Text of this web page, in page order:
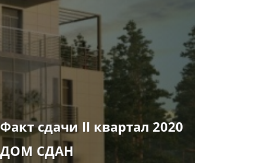
Факт сдачи II квартал 2020
ДОМ СДАН